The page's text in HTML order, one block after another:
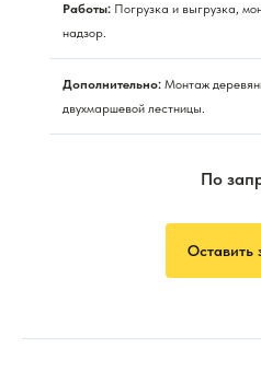
Работы: Погрузка и выгрузка,
надзор.
Дополнительно: Монтаж
двухмаршевой лестницы.
По
Оставить